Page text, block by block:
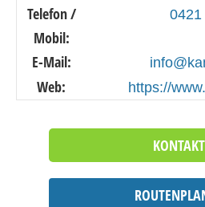
Telefon /
Mobil:
0421
E-Mail:
Web: https://
KONTAKT